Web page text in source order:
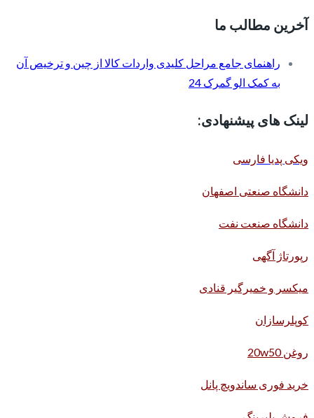
آخرین مطالب ما
راهنمای جامع مراحل کلیدی واردات کالا از چین و ترخیص آن
به کمک الو گمرک 24
لینک های پیشنهادی:
ویکی پدیا فارسی
دانشگاه صنعتی اصفهان
دانشگاه صنعت نفت
رپورتاژ آگهی
میکسر و خمیرگیر قنادی
کوپلرسازان
روغن 20w50
خرید فوری ساندویچ پانل